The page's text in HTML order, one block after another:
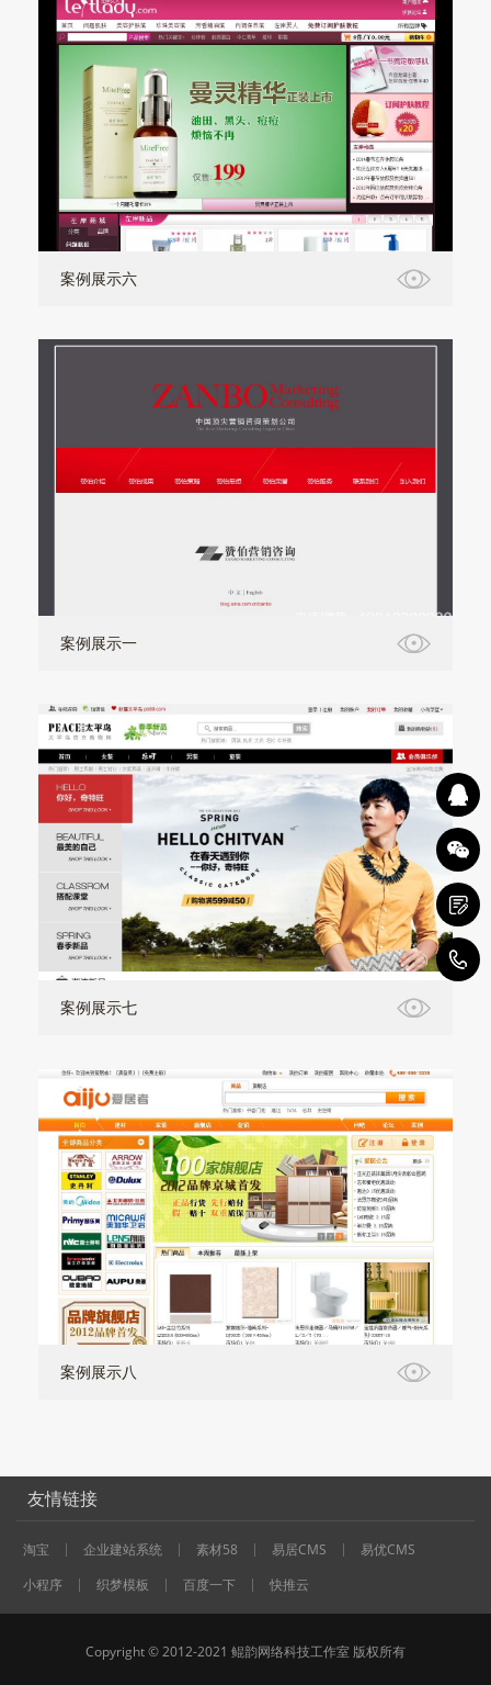
案例展示六
案例展示一
案例展示七
案例展示八
友情链接
淘宝 企业建站系统 素材58 易居CMS
易优CMS
小程序
织梦模板 百度一下 快推云
Copyright © 2012-2021 鲲韵网络科技工作室 版权所有